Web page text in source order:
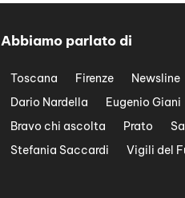
Abbiamo parlato di
Toscana Firenze Newsline
Dario Nardella
Eugenio Giani
Bravo chi ascolta
Prato
Stefania Saccardi
Vigili del